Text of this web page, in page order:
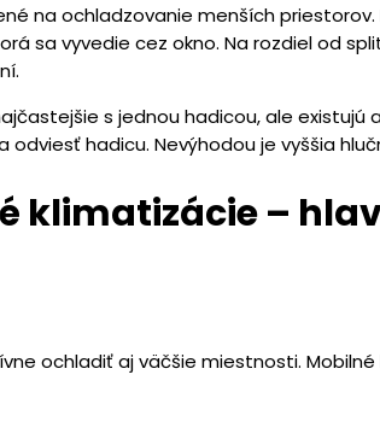
na ochladzovanie menších
sa vyvedie cez okno. Na rozdiel od
s jednou hadicou, ale existujú
hadicu. Nevýhodou je vyššia
klimatizácie –
ochladiť aj väčšie miestnosti.